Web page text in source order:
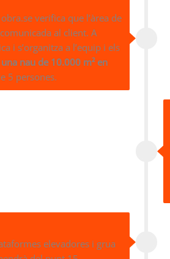
verifica que l’àrea de
al client. A
i s’organitza a l’equip i els
nau de 10.000 m² en
5 persones.
elevadores i grua